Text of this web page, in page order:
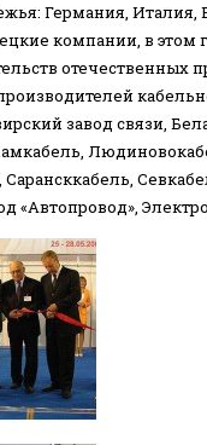
Германия,
компании, в
отечественных
завод связи,
«Автопровод»,